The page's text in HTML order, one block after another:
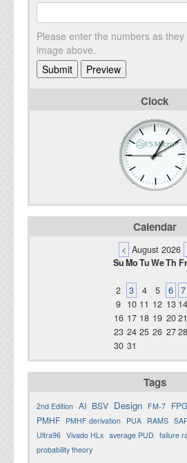
Please enter the numbers as
image above.
Clock
Calendar
< August 2026
SuMoTuWeTh Fr
2
3 4 5 6 7
9 10 11 12 13 14
16 17 18 19 2021
23 24 25 26 2728
30 31
Tags
2nd Edition AI BSV Design FM-7
PMHF PMHF derivation PUA RAMS
Ultra96 Vivado HLx average PUD failure
probability theory